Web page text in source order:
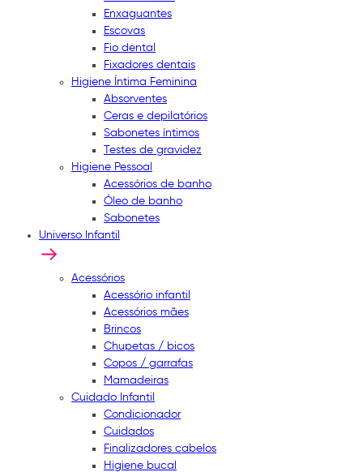
Enxaguantes
Escovas
Fio dental
Fixadores dentais
Higiene Íntima Feminina
Absorventes
Ceras e depilatórios
Sabonetes íntimos
Testes de gravidez
Higiene Pessoal
Acessórios de banho
Óleo de banho
Sabonetes
Universo Infantil
Acessórios
Acessório infantil
Acessórios mães
Brincos
Chupetas / bicos
Copos / garrafas
Mamadeiras
Cuidado Infantil
Condicionador
Cuidados
Finalizadores cabelos
Higiene bucal